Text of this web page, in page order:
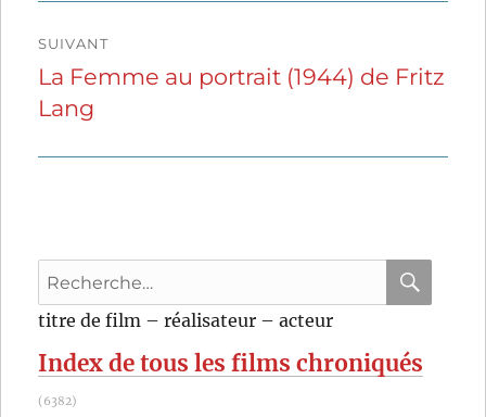
SUIVANT
Publication
suivante :
La Femme au portrait (1944) de Fritz
Lang
Recherche
pour
titre de film – réalisateur – acteur
Index de tous les films chroniqués
(6382)